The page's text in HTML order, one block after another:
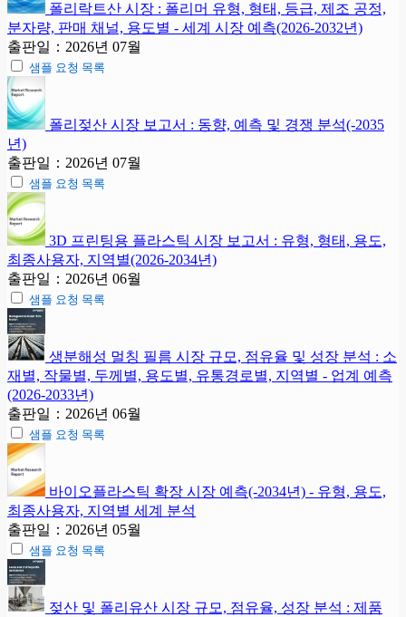
폴리락트산 시장 : 폴리머 유형, 형태, 등급, 제조 공정,
분자량, 판매 채널, 용도별 - 세계 시장 예측(2026-2032년)
출판일：2026년 07월
샘플 요청 목록
폴리젖산 시장 보고서 : 동향, 예측 및 경쟁 분석(-2035
년)
출판일：2026년 07월
샘플 요청 목록
3D 프린팅용 플라스틱 시장 보고서 : 유형, 형태, 용도,
최종사용자, 지역별(2026-2034년)
출판일：2026년 06월
샘플 요청 목록
생분해성 멀칭 필름 시장 규모, 점유율 및 성장 분석 : 소
재별, 작물별, 두께별, 용도별, 유통경로별, 지역별 - 업계 예측
(2026-2033년)
출판일：2026년 06월
샘플 요청 목록
바이오플라스틱 확장 시장 예측(-2034년) - 유형, 용도,
최종사용자, 지역별 세계 분석
출판일：2026년 05월
샘플 요청 목록
젖산 및 폴리유산 시장 규모, 점유율, 성장 분석 : 제품